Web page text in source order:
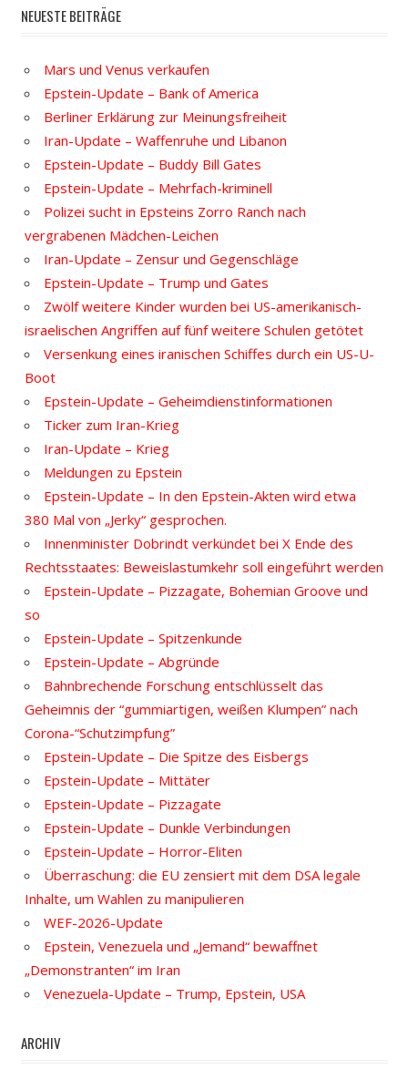
NEUESTE BEITRÄGE
Mars und Venus verkaufen
Epstein-Update – Bank of America
Berliner Erklärung zur Meinungsfreiheit
Iran-Update – Waffenruhe und Libanon
Epstein-Update – Buddy Bill Gates
Epstein-Update – Mehrfach-kriminell
Polizei sucht in Epsteins Zorro Ranch nach
vergrabenen Mädchen-Leichen
Iran-Update – Zensur und Gegenschläge
Epstein-Update – Trump und Gates
Zwölf weitere Kinder wurden bei US-amerikanisch-
israelischen Angriffen auf fünf weitere Schulen getötet
Versenkung eines iranischen Schiffes durch ein US-U-
Boot
Epstein-Update – Geheimdienstinformationen
Ticker zum Iran-Krieg
Iran-Update – Krieg
Meldungen zu Epstein
Epstein-Update – In den Epstein-Akten wird etwa
380 Mal von „Jerky“ gesprochen.
Innenminister Dobrindt verkündet bei X Ende des
Rechtsstaates: Beweislastumkehr soll eingeführt werden
Epstein-Update – Pizzagate, Bohemian Groove und
so
Epstein-Update – Spitzenkunde
Epstein-Update – Abgründe
Bahnbrechende Forschung entschlüsselt das
Geheimnis der “gummiartigen, weißen Klumpen” nach
Corona-“Schutzimpfung”
Epstein-Update – Die Spitze des Eisbergs
Epstein-Update – Mittäter
Epstein-Update – Pizzagate
Epstein-Update – Dunkle Verbindungen
Epstein-Update – Horror-Eliten
Überraschung: die EU zensiert mit dem DSA legale
Inhalte, um Wahlen zu manipulieren
WEF-2026-Update
Epstein, Venezuela und „Jemand“ bewaffnet
„Demonstranten“ im Iran
Venezuela-Update – Trump, Epstein, USA
ARCHIV